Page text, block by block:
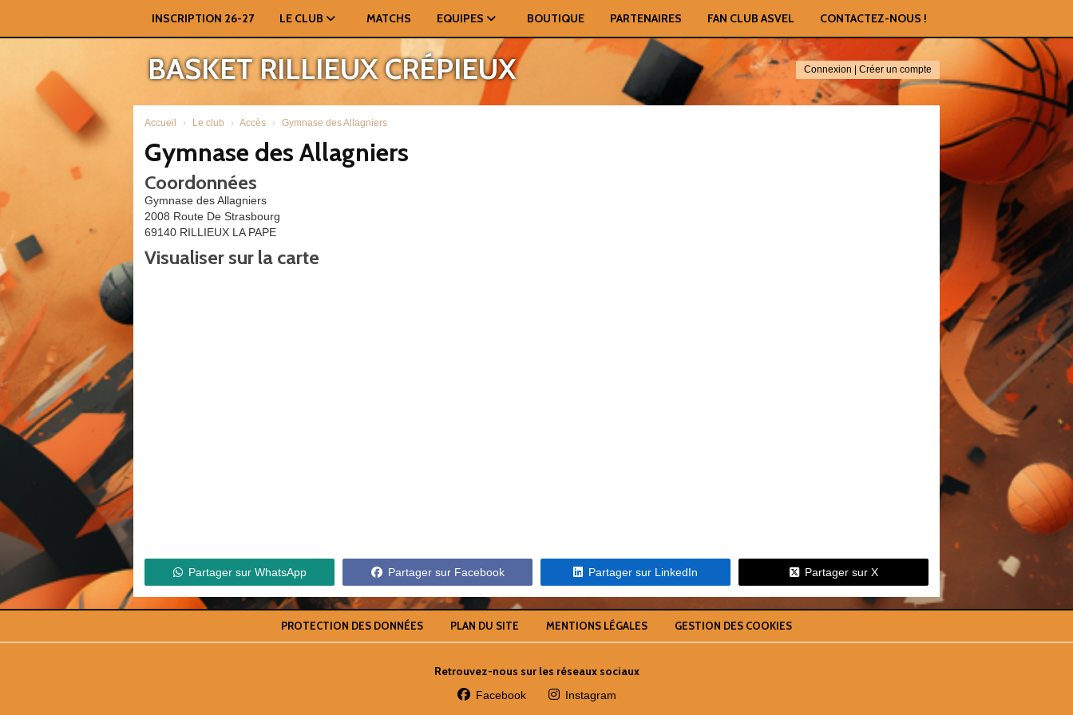
INSCRIPTION 26-27 LE CLUB MATCHS EQUIPES BOUTIQUE PARTENAIRES FAN CLUB ASVEL CONTACTEZ-NOUS !
Connexion Créer un compte
BASKET RILLIEUX CRÉPIEUX
Accueil Le club Accès Gymnase des Allagniers
Gymnase des Allagniers
Coordonnées
Gymnase des Allagniers
2008 Route De Strasbourg
69140 RILLIEUX LA PAPE
Visualiser sur la carte
Partager sur WhatsApp Partager sur Facebook Partager sur LinkedIn Partager sur X
PROTECTION DES DONNÉES PLAN DU SITE MENTIONS LÉGALES GESTION DES COOKIES
Retrouvez-nous sur les réseaux sociaux
Facebook Instagram